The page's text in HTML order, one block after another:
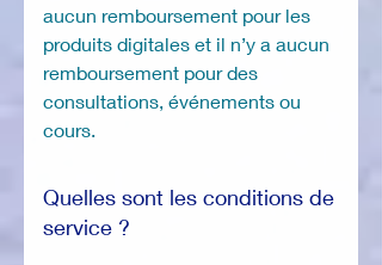
aucun remboursement pour les
produits digitales et il n’y a aucun
remboursement pour des
consultations, événements ou
cours.
Quelles sont les conditions de
service ?